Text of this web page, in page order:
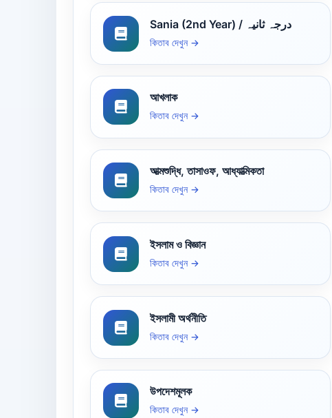
Sania (2nd Year) / درجہ ثانیہ
কিতাব দেখুন →
আখলাক
কিতাব দেখুন →
আত্মশুদ্ধি, তাসাওফ, আধ্যাত্মিকতা
কিতাব দেখুন →
ইসলাম ও বিজ্ঞান
কিতাব দেখুন →
ইসলামী অর্থনীতি
কিতাব দেখুন →
উপদেশমূলক
কিতাব দেখুন →